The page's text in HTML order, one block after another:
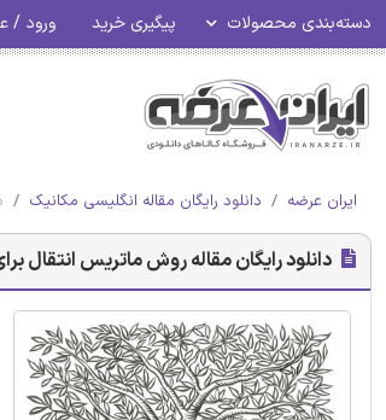
دسته‌بندی محصولات پیگیری خرید ورود /
ایران عرضه دانلود رایگان مقاله انگلیسی مکانیک
دانلود رایگان مقاله روش ماتریس